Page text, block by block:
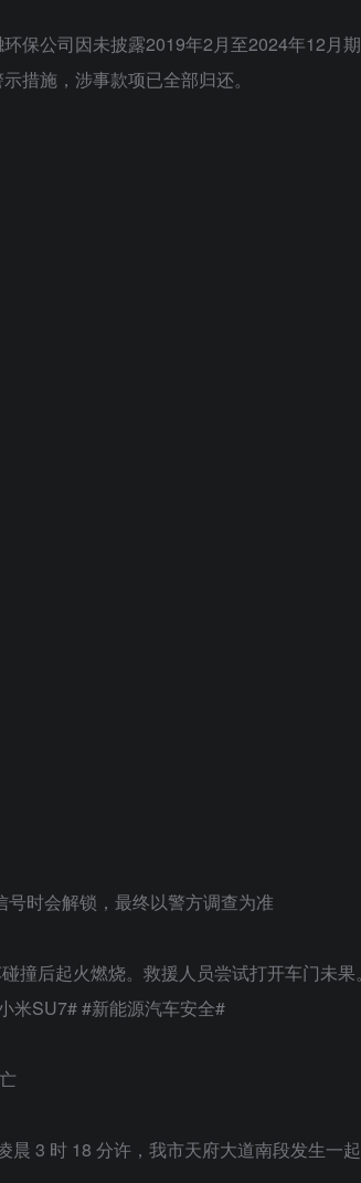
保公司因未披露2019年2月至2024年12月
措施，涉事款项已全部归还。
号时会解锁，最终以警方调查为准
撞后起火燃烧。救援人员尝试打开车门未果
米SU7# #新能源汽车安全#
3 时 18 分许，我市天府大道南段发生一